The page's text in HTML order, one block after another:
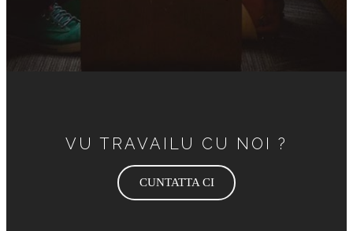
VU TRAVAILU CU NOI ?
CUNTATTA CI